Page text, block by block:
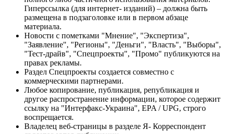
Гиперссылка (для интернет- изданий) – должна быть
размещена в подзаголовке или в первом абзаце
материала.
Новости с пометками "Мнение", "Экспертиза",
"Заявление", "Регионы", "Деньги", "Власть", "Выборы",
"Тест-драйв", "Спецпроекты", "Промо" публикуются на
правах рекламы.
Раздел Спецпроекты создается совместно с
коммерческими партнерами.
Любое копирование, публикация, републикация и
другое распространение информации, которое содержит
ссылку на "Интерфакс-Украина", EPA / UPG, строго
воспрещается.
Владелец веб-страницы в разделе Я- Корреспондент